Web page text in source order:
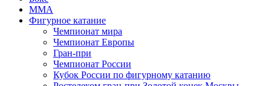
MMA
Фигурное катание
Чемпионат мира
Чемпионат Европы
Гран-при
Чемпионат России
Кубок России по фигурному катанию